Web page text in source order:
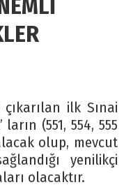
ilk Sınai
(551, 554, 555
olup, mevcut
yenilikçi
olacaktır.